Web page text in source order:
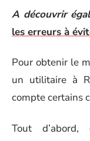
A découvrir
les erreurs à
Pour obtenir le
un utilitaire à
compte certains
Tout d’abord,